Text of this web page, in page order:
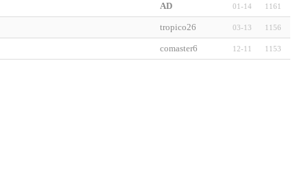
AD 01-14 1161
tropico26 03-13 1156
comaster6 12-11 1153